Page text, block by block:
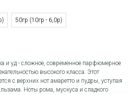
50гр (10гр - 6,0р)
и уд - сложное, современное парфюмерное
высокого класса. Этот
с верхних нот амаретто и пудры, уступая
Ноты рома, мускуса и сладкого